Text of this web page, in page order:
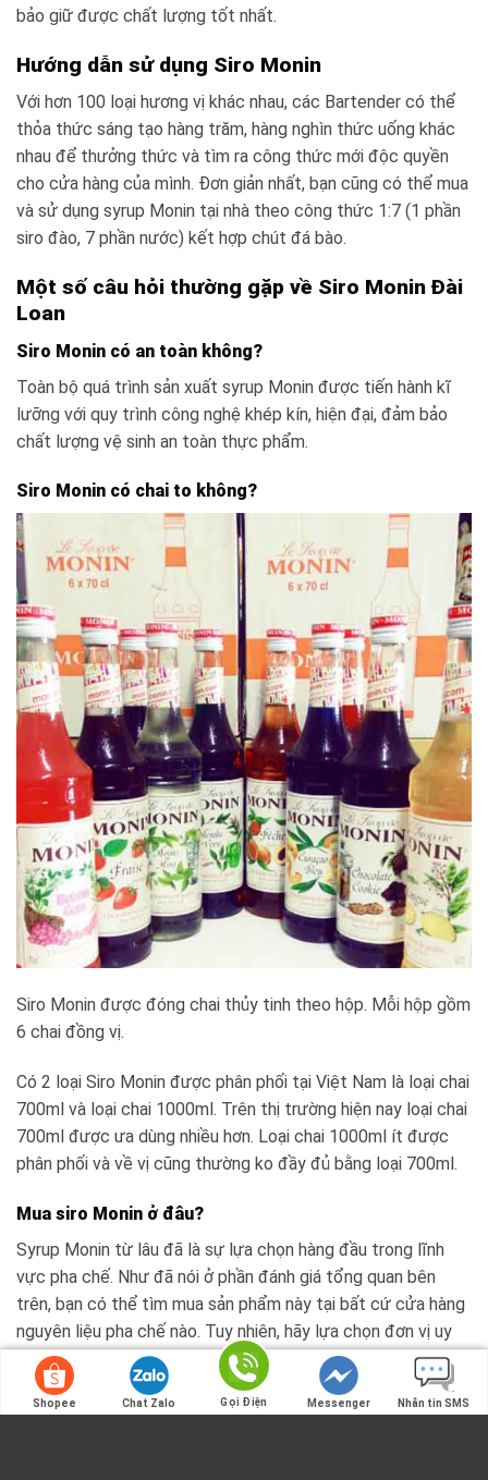
bảo giữ được chất lượng tốt nhất.
Hướng dẫn sử dụng Siro Monin
Với hơn 100 loại hương vị khác nhau, các Bartender có thể
thỏa thức sáng tạo hàng trăm, hàng nghìn thức uống khác
nhau để thưởng thức và tìm ra công thức mới độc quyền
cho cửa hàng của mình. Đơn giản nhất, bạn cũng có thể mua
và sử dụng syrup Monin tại nhà theo công thức 1:7 (1 phần
siro đào, 7 phần nước) kết hợp chút đá bào.
Một số câu hỏi thường gặp về Siro Monin Đài
Loan
Siro Monin có an toàn không?
Toàn bộ quá trình sản xuất syrup Monin được tiến hành kĩ
lưỡng với quy trình công nghệ khép kín, hiện đại, đảm bảo
chất lượng vệ sinh an toàn thực phẩm.
Siro Monin có chai to không?
Siro Monin được đóng chai thủy tinh theo hộp. Mỗi hộp gồm
6 chai đồng vị.
Có 2 loại Siro Monin được phân phối tại Việt Nam là loại chai
700ml và loại chai 1000ml. Trên thị trường hiện nay loại chai
700ml được ưa dùng nhiều hơn. Loại chai 1000ml ít được
phân phối và về vị cũng thường ko đầy đủ bằng loại 700ml.
Mua siro Monin ở đâu?
Syrup Monin từ lâu đã là sự lựa chọn hàng đầu trong lĩnh
vực pha chế. Như đã nói ở phần đánh giá tổng quan bên
trên, bạn có thể tìm mua sản phẩm này tại bất cứ cửa hàng
nguyên liệu pha chế nào. Tuy nhiên, hãy lựa chọn đơn vị uy
tín, có nhiều chính sách hậu mãi để lựa chọn mua.
Shopee Chat Zalo Gọi Điện Messenger Nhắn tin SMS